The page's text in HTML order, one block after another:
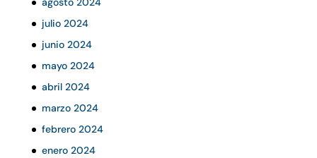
julio 2024
junio 2024
mayo 2024
abril 2024
marzo 2024
febrero 2024
enero 2024